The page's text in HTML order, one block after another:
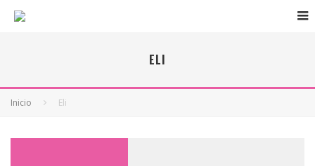
ELI
Inicio Eli